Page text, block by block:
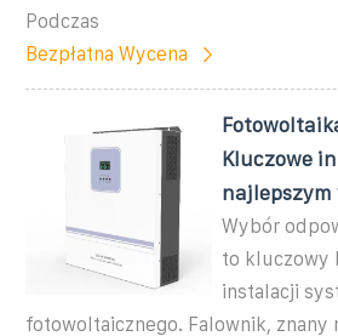
Podczas
Bezpłatna Wycena
Kluczowe
najlepszym
Wybór
to kluczowy
instalacji
fotowoltaicznego. Falownik, znany